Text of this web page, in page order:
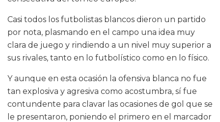
Casi todos los futbolistas blancos dieron un partido
por nota, plasmando en el campo una idea muy
clara de juego y rindiendo a un nivel muy superior a
sus rivales, tanto en lo futbolístico como en lo físico.
Y aunque en esta ocasión la ofensiva blanca no fue
tan explosiva y agresiva como acostumbra, sí fue
contundente para clavar las ocasiones de gol que se
le presentaron, poniendo el primero en el marcador